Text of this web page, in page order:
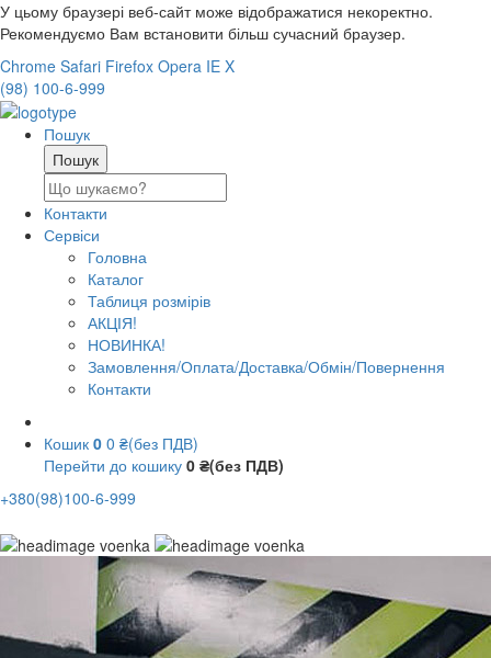
У цьому браузері веб-сайт може відображатися некоректно.
Рекомендуємо Вам встановити більш сучасний браузер.
Chrome Safari Firefox Opera IE X
(98) 100-6-999
Пошук
Контакти
Сервіси
Головна
Каталог
Таблиця розмірів
АКЦІЯ!
НОВИНКА!
Замовлення/Оплата/Доставка/Обмін/Повернення
Контакти
Кошик 0 0 ₴(без ПДВ)
Перейти до кошику 0 ₴(без ПДВ)
+380(98)100-6-999